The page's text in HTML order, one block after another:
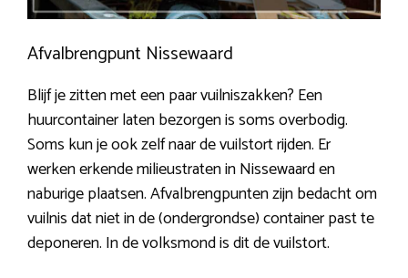
Afvalbrengpunt Nissewaard
Blijf je zitten met een paar vuilniszakken? Een
huurcontainer laten bezorgen is soms overbodig.
Soms kun je ook zelf naar de vuilstort rijden. Er
werken erkende milieustraten in Nissewaard en
naburige plaatsen. Afvalbrengpunten zijn bedacht om
vuilnis dat niet in de (ondergrondse) container past te
deponeren. In de volksmond is dit de vuilstort.